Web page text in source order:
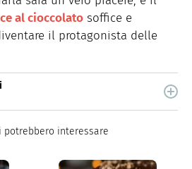
al cioccolato soffice e
il protagonista delle
oggi si occupa
potrebbero interessare